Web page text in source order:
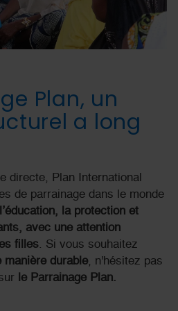
Plan, un
a long
directe, Plan International
de parrainage dans le monde
la protection et
avec une attention
filles. Si vous souhaitez
manière durable, n'hésitez pas
le Parrainage Plan.